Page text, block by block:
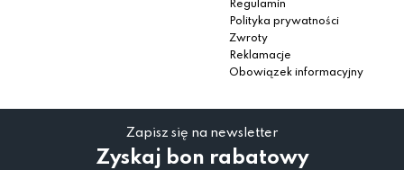
Regulamin
Polityka prywatności
Zwroty
Reklamacje
Obowiązek informacyjny
Zapisz się na newsletter
Zyskaj bon rabatowy